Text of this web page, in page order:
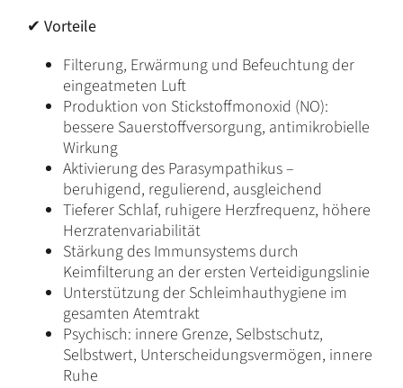
✔ Vorteile
Filterung, Erwärmung und Befeuchtung der
eingeatmeten Luft
Produktion von Stickstoffmonoxid (NO):
bessere Sauerstoffversorgung, antimikrobielle
Wirkung
Aktivierung des Parasympathikus –
beruhigend, regulierend, ausgleichend
Tieferer Schlaf, ruhigere Herzfrequenz, höhere
Herzratenvariabilität
Stärkung des Immunsystems durch
Keimfilterung an der ersten Verteidigungslinie
Unterstützung der Schleimhauthygiene im
gesamten Atemtrakt
Psychisch: innere Grenze, Selbstschutz,
Selbstwert, Unterscheidungsvermögen, innere
Ruhe